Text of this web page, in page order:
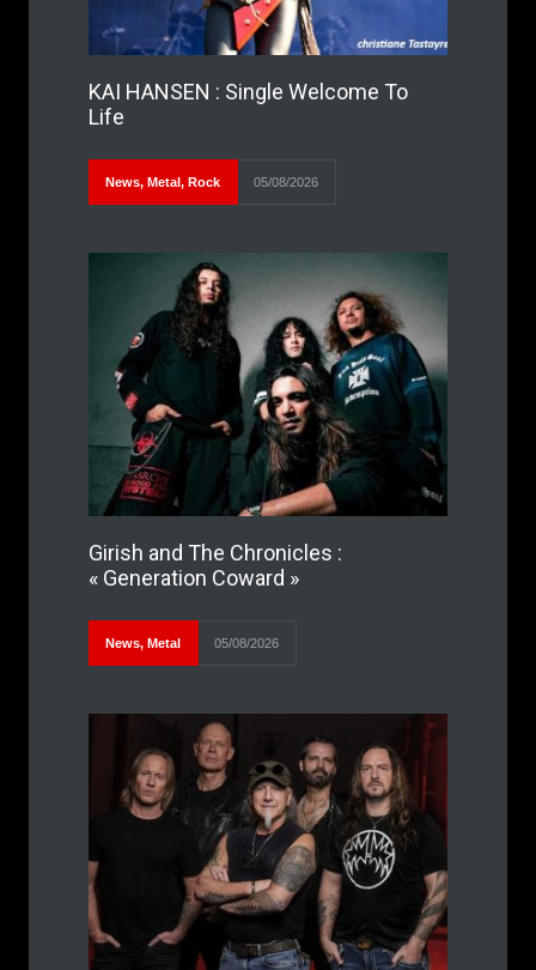
KAI HANSEN : Single Welcome To
Life
News, Metal, Rock 05/08/2026
Girish and The Chronicles :
« Generation Coward »
News, Metal 05/08/2026